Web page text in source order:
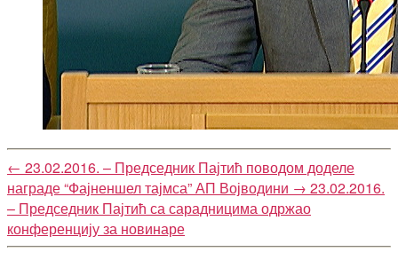
← 23.02.2016. – Председник Пајтић поводом доделе
награде “Фајненшел тајмса” АП Војводини → 23.02.2016.
– Председник Пајтић са сарадницима одржао
конференцију за новинаре